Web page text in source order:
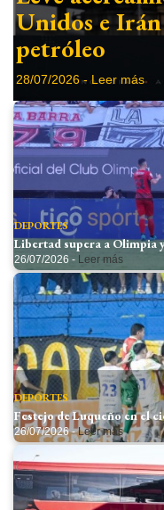
STAFF
Unidos e
petróleo
28/07/2026 -Leer más
DEPORTES
Libertad supera a Olimpia
26/07/2026 - Leer más
DEPORTES
Festejo de Luqueño en el
26/07/2026 -Leer más